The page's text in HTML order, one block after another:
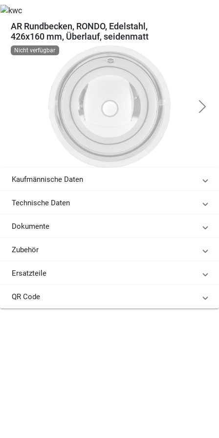
AR Rundbecken, RONDO, Edelstahl,
426x160 mm, Überlauf, seidenmatt
Nicht verfügbar
Kaufmännische Daten
Technische Daten
Dokumente
Zubehör
Ersatzteile
QR Code